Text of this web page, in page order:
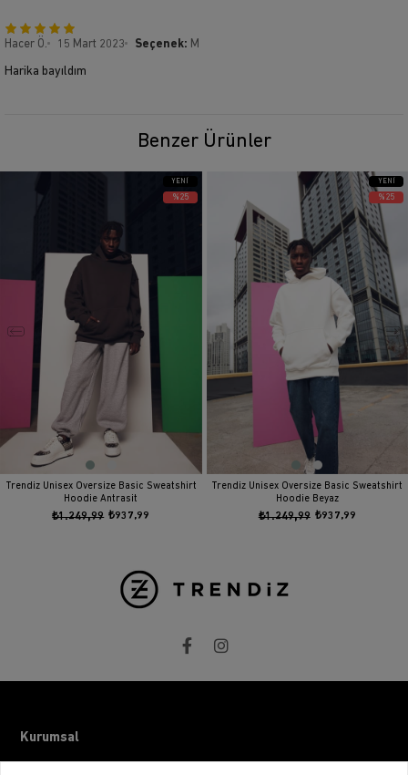
Hacer Ö. 15 Mart 2023 Seçenek: M
Harika bayıldım
Benzer Ürünler
Trendiz Unisex Oversize Basic Sweatshirt
Hoodie Antrasit
₺937,99
₺1.249,99
YENI
ÜRÜN
%25
Trendiz Unisex Oversize Basic Sweatshirt
Hoodie Beyaz
₺937,99
₺1.249,99
YENI
ÜRÜN
%25
Kurumsal